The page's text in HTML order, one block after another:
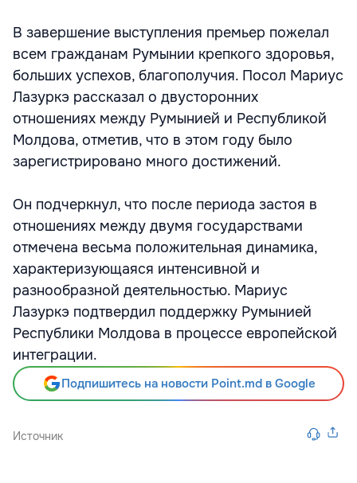
В завершение выступления премьер пожелал
всем гражданам Румынии крепкого здоровья,
больших успехов, благополучия. Посол Мариус
Лазуркэ рассказал о двусторонних
отношениях между Румынией и Республикой
Молдова, отметив, что в этом году было
зарегистрировано много достижений.
Он подчеркнул, что после периода застоя в
отношениях между двумя государствами
отмечена весьма положительная динамика,
характеризующаяся интенсивной и
разнообразной деятельностью. Мариус
Лазуркэ подтвердил поддержку Румынией
Республики Молдова в процессе европейской
интеграции.
Подпишитесь на новости Point.md в Google
Источник